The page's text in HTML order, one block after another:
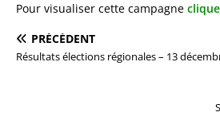
Pour visualiser cette campagne
PRÉCÉDENT
Résultats élections régionales – 13